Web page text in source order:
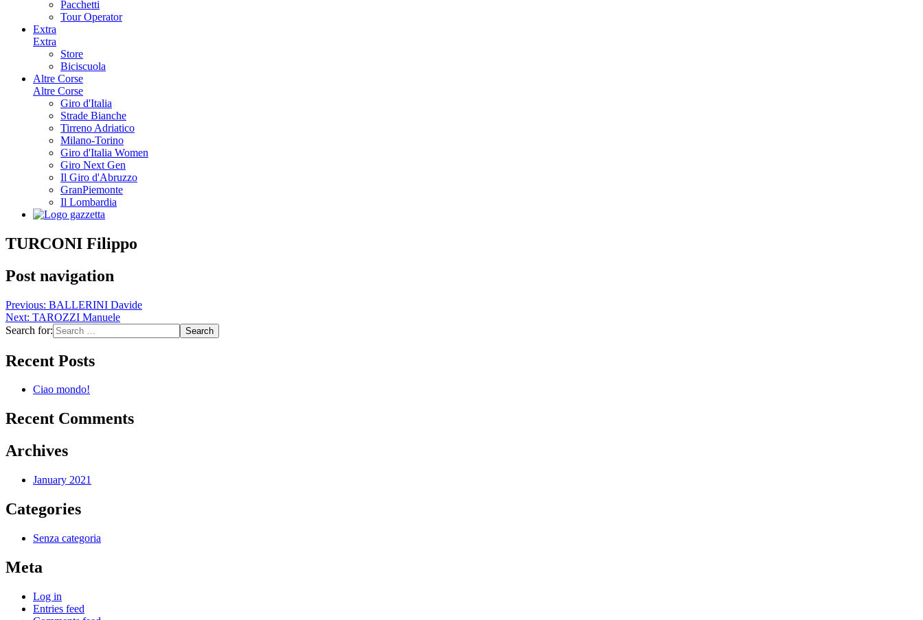
Pacchetti
Tour Operator
Extra
Extra
Store
Biciscuola
Altre Corse
Altre Corse
Giro d'Italia
Strade Bianche
Tirreno Adriatico
Milano-Torino
Giro d'Italia Women
Giro Next Gen
Il Giro d'Abruzzo
GranPiemonte
Il Lombardia
TURCONI Filippo
Post navigation
Previous: BALLERINI Davide
Next: TAROZZI Manuele
Search for:
Recent Posts
Ciao mondo!
Recent Comments
Archives
January 2021
Categories
Senza categoria
Meta
Log in
Entries feed